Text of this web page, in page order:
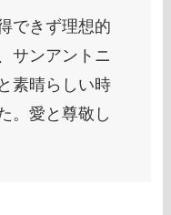
できず理想的
サンアントニ
素晴らしい時
。愛と尊敬し